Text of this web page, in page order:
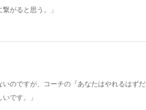
がると思う。」
いのですが、コーチの『あなたはやれるはず
です。」